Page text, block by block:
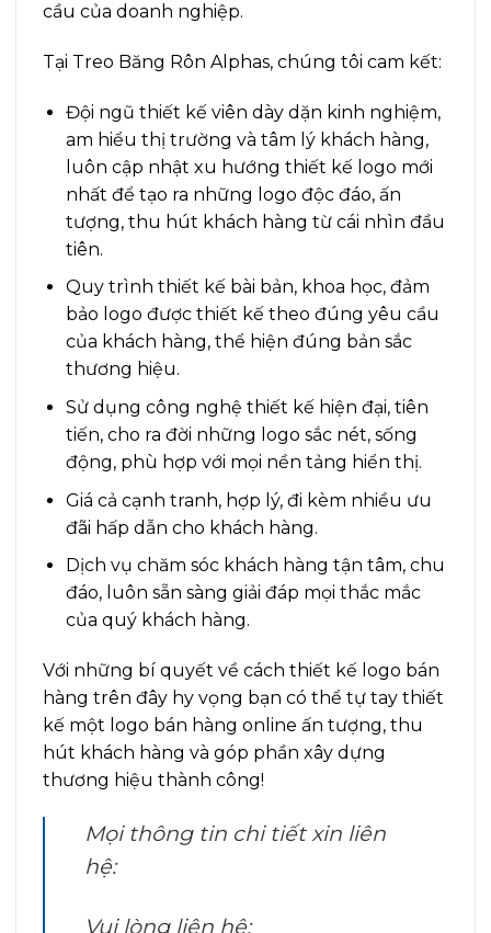
cầu của doanh nghiệp.
Tại Treo Băng Rôn Alphas, chúng tôi cam kết:
Đội ngũ thiết kế viên dày dặn kinh nghiệm,
am hiểu thị trường và tâm lý khách hàng,
luôn cập nhật xu hướng thiết kế logo mới
nhất để tạo ra những logo độc đáo, ấn
tượng, thu hút khách hàng từ cái nhìn đầu
tiên.
Quy trình thiết kế bài bản, khoa học, đảm
bảo logo được thiết kế theo đúng yêu cầu
của khách hàng, thể hiện đúng bản sắc
thương hiệu.
Sử dụng công nghệ thiết kế hiện đại, tiên
tiến, cho ra đời những logo sắc nét, sống
động, phù hợp với mọi nền tảng hiển thị.
Giá cả cạnh tranh, hợp lý, đi kèm nhiều ưu
đãi hấp dẫn cho khách hàng.
Dịch vụ chăm sóc khách hàng tận tâm, chu
đáo, luôn sẵn sàng giải đáp mọi thắc mắc
của quý khách hàng.
Với những bí quyết về cách thiết kế logo bán
hàng trên đây hy vọng bạn có thể tự tay thiết
kế một logo bán hàng online ấn tượng, thu
hút khách hàng và góp phần xây dựng
thương hiệu thành công!
Mọi thông tin chi tiết xin liên
hệ:
Vui lòng liên hệ: